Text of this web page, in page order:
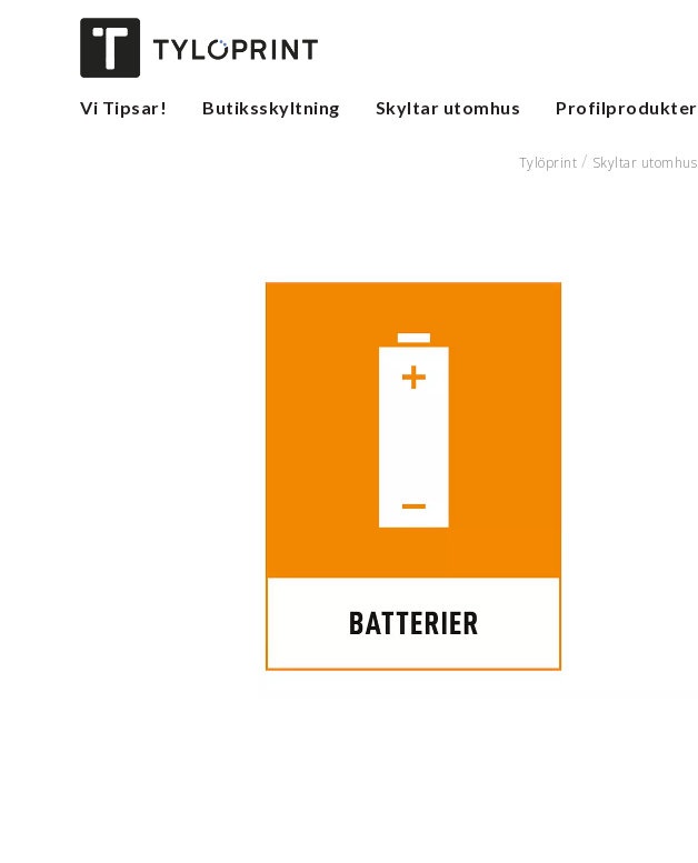
Vi Tipsar! Butiksskyltning Skyltar utomhus Profilprodukter
Tylöprint Skyltar utomhus